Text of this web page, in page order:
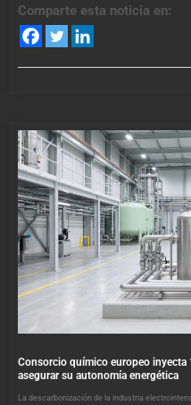
Comparte esta noticia en:
Consorcio químico europeo inyecta
asegurar su autonomía energética
La descarbonización de la industria